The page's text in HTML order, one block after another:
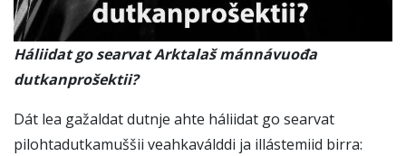
Háliidat go searvat Arktalaš mánnávuođa
dutkanprošektii?
Dát lea gažaldat dutnje ahte háliidat go searvat
pilohtadutkamuššii veahkaválddi ja illástemiid birra: